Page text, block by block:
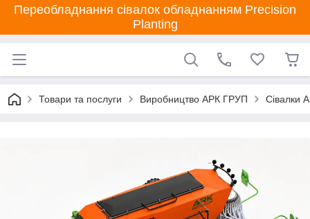
Переобладнання сівалок обладнанням Precision
Planting
Товари та послуги Виробництво АРК ГРУП Сівалки